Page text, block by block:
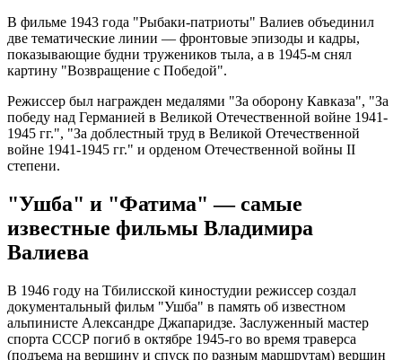
В фильме 1943 года "Рыбаки-патриоты" Валиев объединил
две тематические линии — фронтовые эпизоды и кадры,
показывающие будни тружеников тыла, а в 1945-м снял
картину "Возвращение с Победой".
Режиссер был награжден медалями "За оборону Кавказа", "За
победу над Германией в Великой Отечественной войне 1941-
1945 гг.", "За доблестный труд в Великой Отечественной
войне 1941-1945 гг." и орденом Отечественной войны II
степени.
"Ушба" и "Фатима" — самые
известные фильмы Владимира
Валиева
В 1946 году на Тбилисской киностудии режиссер создал
документальный фильм "Ушба" в память об известном
альпинисте Александре Джапаридзе. Заслуженный мастер
спорта СССР погиб в октябре 1945-го во время траверса
(подъема на вершину и спуск по разным маршрутам) вершин